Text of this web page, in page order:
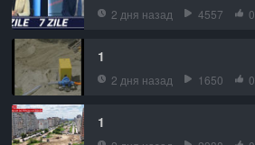
2 дня назад 4557 0
1
2 дня назад 1650 0
1